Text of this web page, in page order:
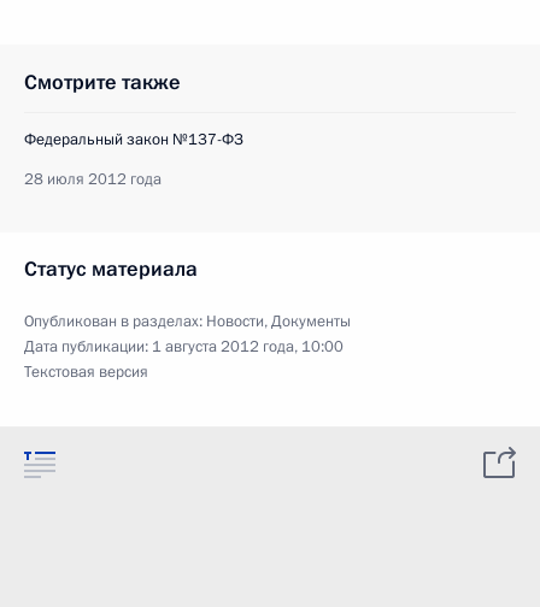
Смотрите также
Федеральный закон №137-ФЗ
28 июля 2012 года
Статус материала
Опубликован в разделах: Новости,Документы
Дата публикации: 1 августа 2012 года, 10:00
Текстовая версия